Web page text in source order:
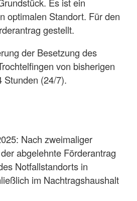
optimalen Standort. Für den
gestellt.
der Besetzung des
von bisherigen
Stunden (24/7).
Nach zweimaliger
abgelehnte Förderantrag
Notfallstandorts in
im Nachtragshaushalt